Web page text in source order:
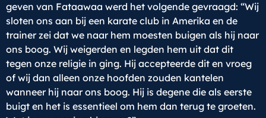
geven van Fataawaa werd het volgende gevraagd: “Wij
sloten ons aan bij een karate club in Amerika en de
trainer zei dat we naar hem moesten buigen als hij naar
ons boog. Wij weigerden en legden hem uit dat dit
tegen onze religie in ging. Hij accepteerde dit en vroeg
of wij dan alleen onze hoofden zouden kantelen
wanneer hij naar ons boog. Hij is degene die als eerste
buigt en het is essentieel om hem dan terug te groeten.